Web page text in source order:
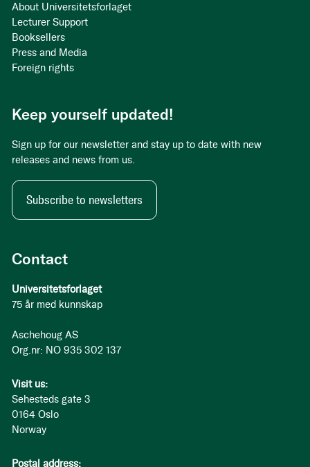
Contact
Universitetsforlaget
75 år med kunnskap
Aschehoug AS
Org.nr: NO 935 302 137
Visit us:
Sehesteds gate 3
0164 Oslo
Norway
Postal address:
About Universitetsforlaget
Lecturer Support
Booksellers
Press and Media
Foreign rights
Keep yourself updated!
Sign up for our newsletter and stay up to date with new
releases and news from us.
Subscribe to newsletters